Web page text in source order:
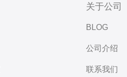
关于公司
BLOG
公司介绍
联系我们